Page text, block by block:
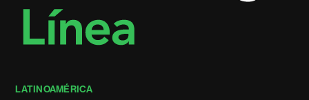
LATINOAMÉRICA